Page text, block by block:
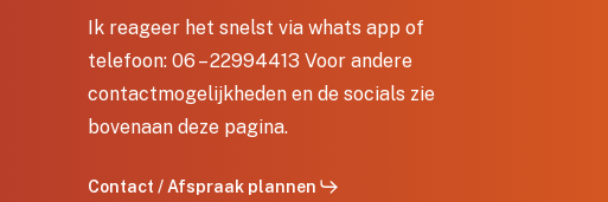
Ik reageer het snelst via whats app of
telefoon: 06 – 22994413 Voor andere
contactmogelijkheden en de socials zie
bovenaan deze pagina.
Contact / Afspraak plannen